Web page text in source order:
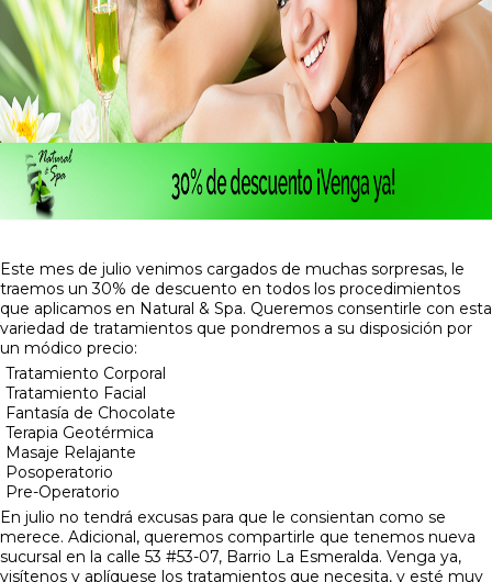
Este mes de julio venimos cargados de muchas sorpresas, le
traemos un 30% de descuento en todos los procedimientos
que aplicamos en Natural & Spa. Queremos consentirle con esta
variedad de tratamientos que pondremos a su disposición por
un módico precio:
Tratamiento Corporal
Tratamiento Facial
Fantasía de Chocolate
Terapia Geotérmica
Masaje Relajante
Posoperatorio
Pre-Operatorio
En julio no tendrá excusas para que le consientan como se
merece. Adicional, queremos compartirle que tenemos nueva
sucursal en la calle 53 #53-07, Barrio La Esmeralda. Venga ya,
visítenos y aplíquese los tratamientos que necesita, y esté muy